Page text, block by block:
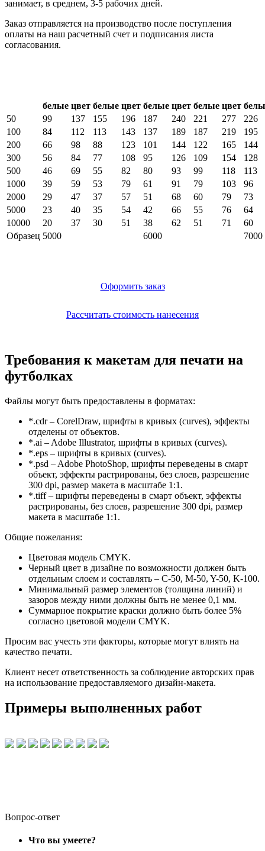
занимает, в среднем, 3-5 рабочих дней.
Заказ отправляется на производство после поступления
оплаты на наш расчетный счет и подписания листа
согласования.
белые цвет белые цвет белые цвет белые цвет
50
99 137 155 196 187 240 221 277
226
100
84 112 113 143 137 189 187 219
195
200
66 98 88 123 101 144 122 165
144
300
56 84 77 108 95 126 109 154
128
500
46 69 55 82 80 93 99 118
113
1000
39 59 53 79 61 91 79 103
96
2000
29 47 37 57 51 68 60 79
73
5000
23 40 35 54 42 66 55 76
64
10000
20 37 30 51 38 62 51 71
60
Образец 5000 6000 7000
Оформить заказ
Рассчитать стоимость нанесения
Требования к макетам для печати на
футболках
Файлы могут быть предоставлены в форматах:
*.cdr – CorelDraw, шрифты в кривых (curves), эффекты
отделены от объектов.
*.ai – Adobe Illustrator, шрифты в кривых (curves).
*.eps – шрифты в кривых (curves).
*.psd – Adobe PhotoShop, шрифты переведены в смарт
объект, эффекты растрированы, без слоев, разрешение
300 dpi, размер макета в масштабе 1:1.
*.tiff – шрифты переведены в смарт объект, эффекты
растрированы, без слоев, разрешение 300 dpi, размер
макета в масштабе 1:1.
Общие пожелания:
Цветовая модель CMYK.
Черный цвет в дизайне по возможности должен быть
отдельным слоем и составлять – C-50, M-50, Y-50, K-100.
Минимальный размер элементов (толщина линий) и
зазоров между ними должны быть не менее 0,1 мм.
Суммарное покрытие краски должно быть более 5%
согласно цветовой модели CMYK.
Просим вас учесть эти факторы, которые могут влиять на
качество печати.
Клиент несет ответственность за соблюдение авторских прав
на использование предоставляемого дизайн-макета.
Примеры выполненных работ
Вопрос-ответ
Что вы умеете?